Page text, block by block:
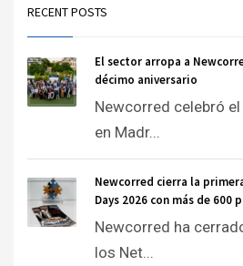
RECENT POSTS
El sector arropa a
décimo aniversario
Newcorred celebró
en Madr...
Newcorred cierra la
Days 2026 con más de 600
Newcorred ha
los Net...